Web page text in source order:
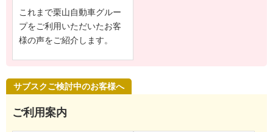
これまで栗山自動車グルー
プをご利用いただいたお客
様の声をご紹介します。
サブスクご検討中のお客様へ
ご利用案内